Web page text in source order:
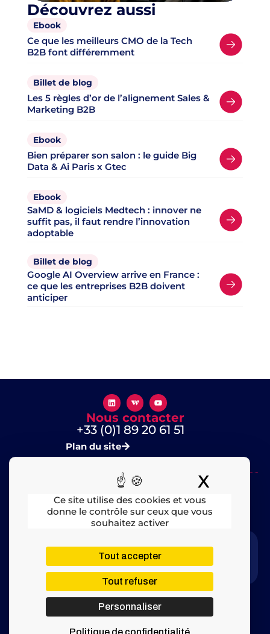
Ce site utilise des cookies et vous
donne le contrôle sur ceux que vous
souhaitez activer
Tout accepter
Tout refuser
Personnaliser
Politique de confidentialité
X
Découvrez aussi
Ebook
Ce que les meilleurs CMO de la Tech
B2B font différemment
Billet de blog
Les 5 règles d’or de l’alignement Sales &
Marketing B2B
Ebook
Bien préparer son salon : le guide Big
Data & Ai Paris x Gtec
Ebook
SaMD & logiciels Medtech : innover ne
suffit pas, il faut rendre l’innovation
adoptable
Billet de blog
Google AI Overview arrive en France :
ce que les entreprises B2B doivent
anticiper
Nous contacter
+33 (0)1 89 20 61 51
Plan du site
​ – © 2025 All rights Reserved